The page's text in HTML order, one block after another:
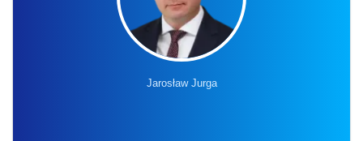
Jarosław Jurga